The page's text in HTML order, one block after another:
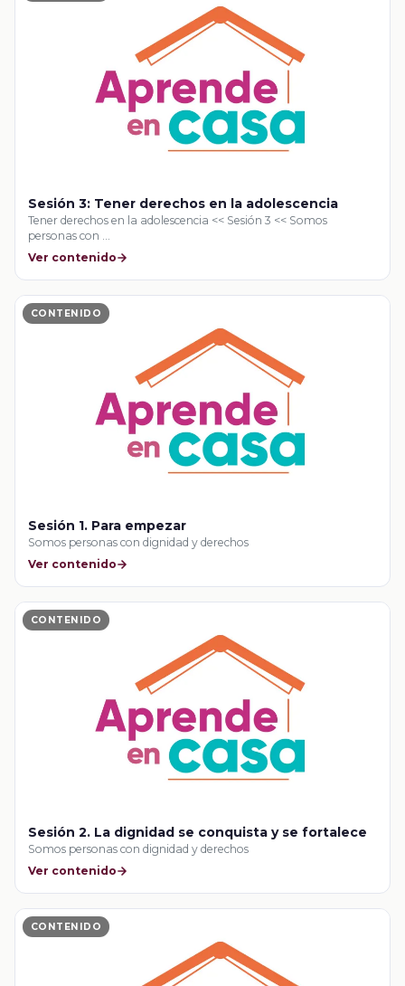
Sesión 3: Tener derechos en la adolescencia
Tener derechos en la adolescencia << Sesión 3 << Somos
personas con …
Ver contenido
CONTENIDO
Sesión 1. Para empezar
Somos personas con dignidad y derechos
Ver contenido
CONTENIDO
Sesión 2. La dignidad se conquista y se fortalece
Somos personas con dignidad y derechos
Ver contenido
CONTENIDO